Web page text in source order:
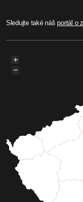
Sledujte také nášportál o
+
−